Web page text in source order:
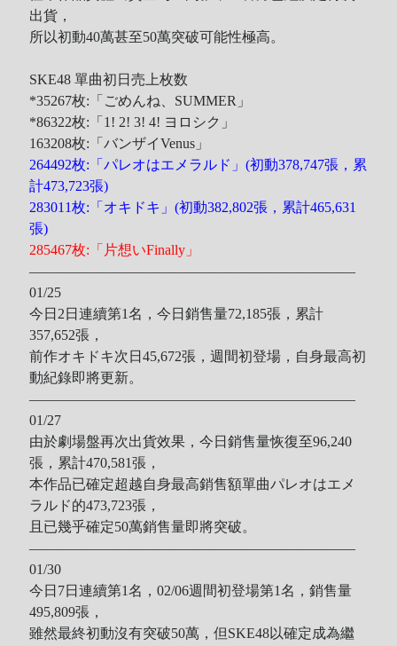
出貨，
所以初動40萬甚至50萬突破可能性極高。
SKE48 單曲初日売上枚数
*35267枚:「ごめんね、SUMMER」
*86322枚:「1! 2! 3! 4! ヨロシク」
163208枚:「バンザイVenus」
264492枚:「パレオはエメラルド」(初動378,747張，累
計473,723張)
283011枚:「オキドキ」(初動382,802張，累計465,631
張)
285467枚:「片想いFinally」
———————————————————————
01/25
今日2日連續第1名，今日銷售量72,185張，累計
357,652張，
前作オキドキ次日45,672張，週間初登場，自身最高初
動紀錄即將更新。
———————————————————————
01/27
由於劇場盤再次出貨效果，今日銷售量恢復至96,240
張，累計470,581張，
本作品已確定超越自身最高銷售額單曲パレオはエメ
ラルド的473,723張，
且已幾乎確定50萬銷售量即將突破。
———————————————————————
01/30
今日7日連續第1名，02/06週間初登場第1名，銷售量
495,809張，
雖然最終初動沒有突破50萬，但SKE48以確定成為繼